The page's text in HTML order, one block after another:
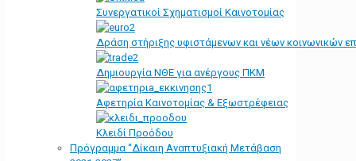
Συνεργατικοί Σχηματισμοί Καινοτομίας
Δράση στήριξης υφιστάμενων και νέων κοινωνικών
Δημιουργία ΝΘΕ για ανέργους ΠΚΜ
Αφετηρία Kαινοτομίας & Εξωστρέφειας
Κλειδί Προόδου
Πρόγραμμα “Δίκαιη Αναπτυξιακή Μετάβαση